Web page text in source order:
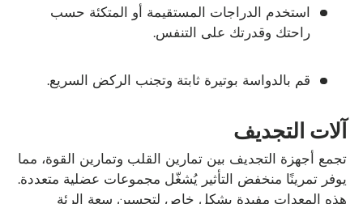
استخدم الدراجات المستقيمة أو المتكئة حسب
راحتك وقدرتك على التنفس.
قم بالدواسة بوتيرة ثابتة وتجنب الركض السريع.
آلات التجديف
تجمع أجهزة التجديف بين تمارين القلب وتمارين القوة، مما
يوفر تمرينًا منخفض التأثير يُشغّل مجموعات عضلية متعددة.
هذه المعدات مفيدة بشكل خاص لتحسين سعة الرئة